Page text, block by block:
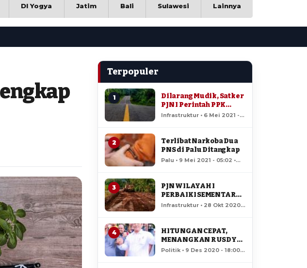
DI Yogya Jatim Bali Sulawesi Lainnya
Terpopuler
1
Dilarang Mudik, Satker
PJN I Perintah PPK
Standby Jaga Kondisi
Infrastruktur • 6 Mei 2021 -
2
Terlibat Narkoba Dua
PNS di Palu Ditangkap
Palu • 9 Mei 2021 - 05:02 •
3
PJN WILAYAH I
PERBAIKI SEMENTARA
JALAN RUSAK DI RUAS
Infrastruktur • 28 Okt 2020 -
4
HITUNGAN CEPAT,
MENANGKAN RUSDY
MASTURA – MA’MUN
Politik • 9 Des 2020 - 18:00 •